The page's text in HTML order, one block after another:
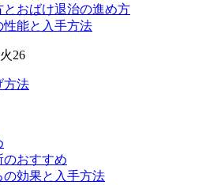
おばけ退治の進め方
能と入手方法
26
方法
おすすめ
効果と入手方法